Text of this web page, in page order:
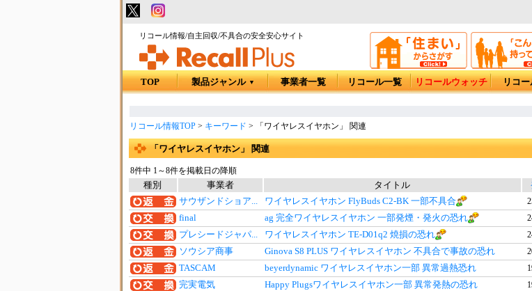
リコール情報/自主回収/不具合の安全安心サイト
TOP 製品ジャンル ▼ 事業者一覧 リコール一覧 リコールウォッチ リコ
リコール情報TOP> キーワード > 「ワイヤレスイヤホン」 関連
「ワイヤレスイヤホン」 関連
8件中 1～8件を掲載日の降順
種別 事業者 タイトル
サウザンドショア...
ワイヤレスイヤホン FlyBuds C2-BK 一部不具合
final ag 完全ワイヤレスイヤホン 一部発煙・発火の恐れ
プレシードジャパ... ワイヤレスイヤホン TE-D01q2 焼損の恐れ
ソウシア商事 Ginova S8 PLUS ワイヤレスイヤホン 不具合で事故の恐れ
TASCAM beyerdynamic ワイヤレスイヤホン一部 異常過熱恐れ
完実電気 Happy Plugsワイヤレスイヤホン一部 異常発熱の恐れ